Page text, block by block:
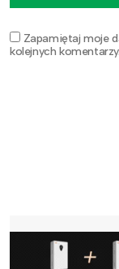
Zapamiętaj moje
kolejnych komentarzy.